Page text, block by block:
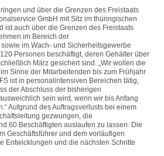
und über die Grenzen des Freistaats
GmbH mit Sitz im thüringischen
ist auch über die Grenzen des Freistaats
im Bereich der
im Wach- und Sicherheitsgewerbe
Personen beschäftigt, deren Gehälter über
März gesichert sind. „Wir wollen die
Sinne der Mitarbeitenden bis zum Frühjahr
ist in personalintensiven Bereichen tätig,
der Abschluss der bisherigen
sein wird, wenn wir bis Anfang
Aufgrund des Auftragsverlusts bei einem
gezwungen, die
60 Beschäftigten auslaufen zu lassen. Die
Geschäftsführer und dem vorläufigen
Entwicklungen und die nächsten Schritte